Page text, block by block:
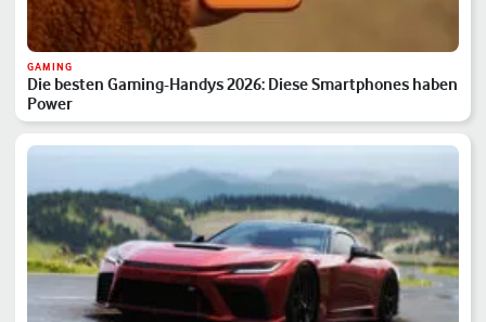
GAMING
Die besten Gaming-Handys 2026: Diese Smartphones haben
Power